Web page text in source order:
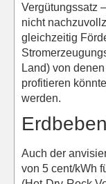
Vergütungssatz
nicht
gleichzeitig
Land) von
profitieren
werden.
Auch der
von 5 cent/kWh